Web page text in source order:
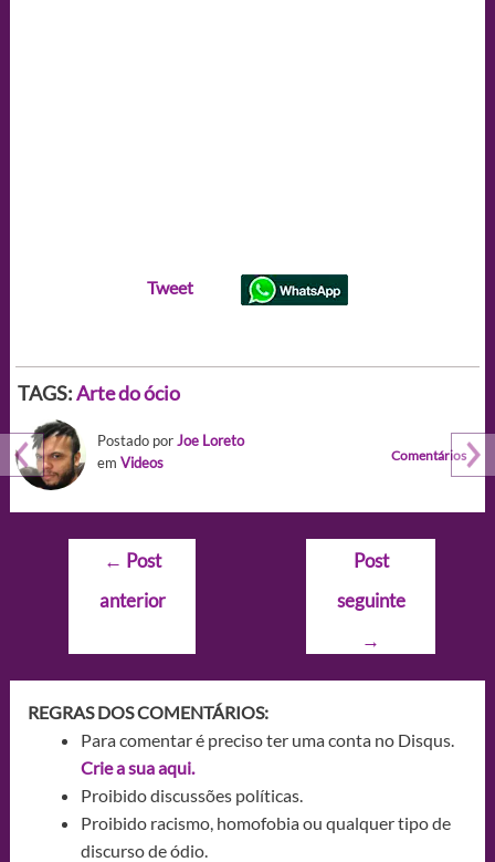
Tweet
TAGS:Arte do ócio
Postado porJoe Loreto
em Videos Comentários
Navegação
Post
← Post
anterior
Post
seguinte
→
REGRAS DOS COMENTÁRIOS:
Para comentar é preciso ter uma conta no Disqus.
Crie a sua aqui.
Proibido discussões políticas.
Proibido racismo, homofobia ou qualquer tipo de
discurso de ódio.